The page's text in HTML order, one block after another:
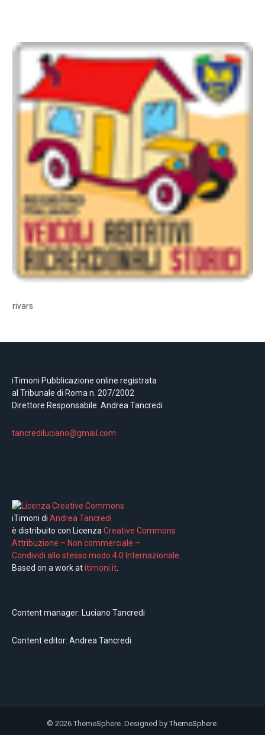
rivars
iTimoni Pubblicazione online registrata
al Tribunale di Roma n. 207/2002
Direttore Responsabile: Andrea Tancredi
tancrediluciano@gmail.com
iTimoni di Andrea Tancredi
è distribuito con LicenzaCreative Commons
Attribuzione – Non commerciale –
Condividi allo stesso modo 4.0 Internazionale.
Based on a work atitimoni.it.
Content manager: Luciano Tancredi
Content editor: Andrea Tancredi
© 2026 ThemeSphere. Designed byThemeSphere.